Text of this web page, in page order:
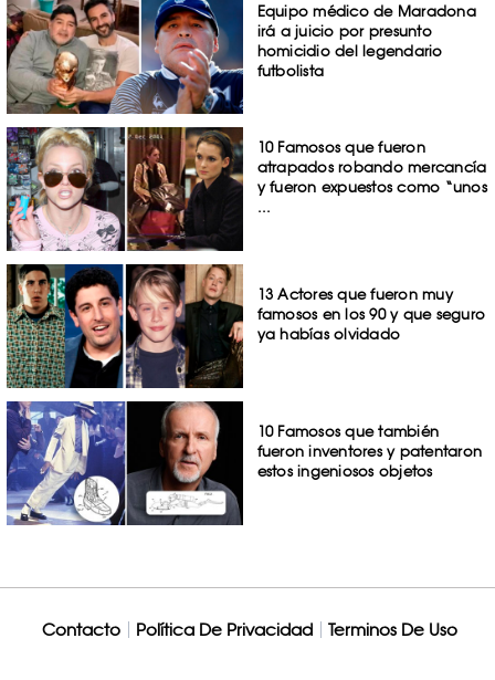
Equipo médico de Maradona
irá a juicio por presunto
homicidio del legendario
futbolista
10 Famosos que fueron
atrapados robando mercancía
y fueron expuestos como “unos
...
13 Actores que fueron muy
famosos en los 90 y que seguro
ya habías olvidado
10 Famosos que también
fueron inventores y patentaron
estos ingeniosos objetos
Contacto Política De Privacidad Terminos De Uso